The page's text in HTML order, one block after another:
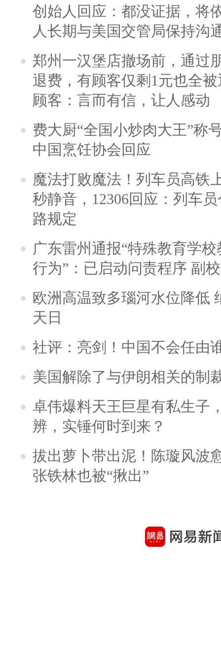
创始人回应：都没证据，将
人长期与美国交管局保持沟
郑州一汉堡店撤场前，通过
退费，有顾客仅剩1元也全
顾客：言而有信，让人感动
费大厨“全国小炒肉大王”称
中国烹饪协会回应
魔法打败魔法！列车员高铁
秒静音，12306回应：列车
路规定
广东雷州通报“特殊教育学
行为”：已启动问责程序 副
欧洲高温致多瑙河水位降低
天日
社评：亮剑！中国不会任由
美国解除了与伊朗相关的制
卓伟爆料天王巨星有私生子
辨，实锤何时到来？
拔出萝卜带出泥！陈璇风波
张铁林也被“揪出”